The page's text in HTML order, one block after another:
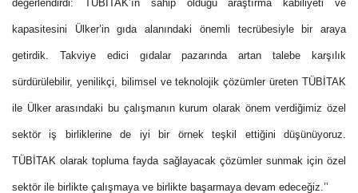
değerlendirdi: TÜBİTAK’ın sahip olduğu araştırma kabiliyeti ve
kapasitesini Ülker’in gıda alanındaki önemli tecrübesiyle bir araya
getirdik. Takviye edici gıdalar pazarında artan talebe karşılık
sürdürülebilir, yenilikçi, bilimsel ve teknolojik çözümler üreten TÜBİTAK
ile Ülker arasındaki bu çalışmanın kurum olarak önem verdiğimiz özel
sektör iş birliklerine de iyi bir örnek teşkil ettiğini düşünüyoruz.
TÜBİTAK olarak topluma fayda sağlayacak çözümler sunmak için özel
sektör ile birlikte çalışmaya ve birlikte başarmaya devam edeceğiz.’’